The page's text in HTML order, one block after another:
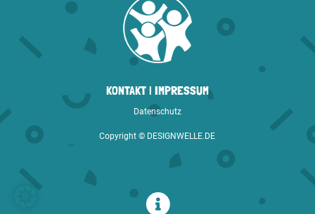
KONTAKT| IMPRESSUM
Datenschutz
Copyright © DESIGNWELLE.DE
